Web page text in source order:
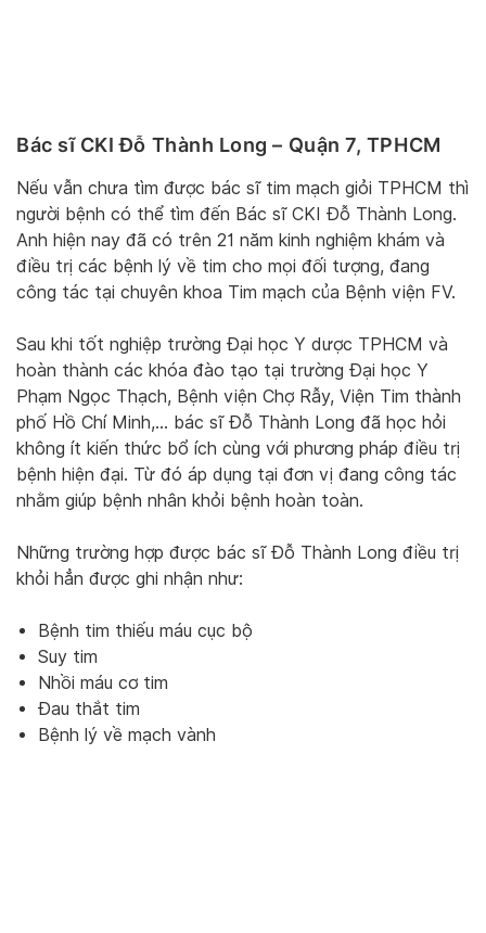
Bác sĩ CKI Đỗ Thành Long – Quận 7, TPHCM
Nếu vẫn chưa tìm được bác sĩ tim mạch giỏi TPHCM thì
người bệnh có thể tìm đến Bác sĩ CKI Đỗ Thành Long.
Anh hiện nay đã có trên 21 năm kinh nghiệm khám và
điều trị các bệnh lý về tim cho mọi đối tượng, đang
công tác tại chuyên khoa Tim mạch của Bệnh viện FV.
Sau khi tốt nghiệp trường Đại học Y dược TPHCM và
hoàn thành các khóa đào tạo tại trường Đại học Y
Phạm Ngọc Thạch, Bệnh viện Chợ Rẫy, Viện Tim thành
phố Hồ Chí Minh,… bác sĩ Đỗ Thành Long đã học hỏi
không ít kiến thức bổ ích cùng với phương pháp điều trị
bệnh hiện đại. Từ đó áp dụng tại đơn vị đang công tác
nhằm giúp bệnh nhân khỏi bệnh hoàn toàn.
Những trường hợp được bác sĩ Đỗ Thành Long điều trị
khỏi hẳn được ghi nhận như:
Bệnh tim thiếu máu cục bộ
Suy tim
Nhồi máu cơ tim
Đau thắt tim
Bệnh lý về mạch vành